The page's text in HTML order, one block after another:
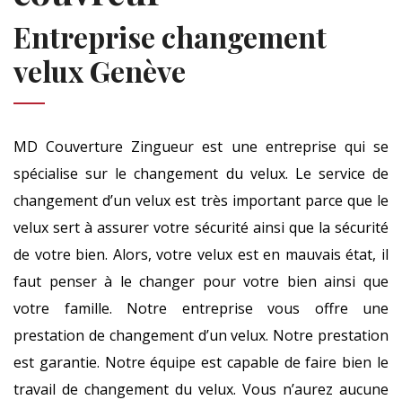
Entreprise changement
velux Genève
MD Couverture Zingueur est une entreprise qui se
spécialise sur le changement du velux. Le service de
changement d’un velux est très important parce que le
velux sert à assurer votre sécurité ainsi que la sécurité
de votre bien. Alors, votre velux est en mauvais état, il
faut penser à le changer pour votre bien ainsi que
votre famille. Notre entreprise vous offre une
prestation de changement d’un velux. Notre prestation
est garantie. Notre équipe est capable de faire bien le
travail de changement du velux. Vous n’aurez aucune